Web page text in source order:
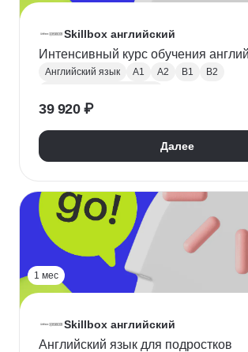
Skillbox английский
Интенсивный курс обучения
Английский язык A1 A2 B1
B2
39 920 ₽
Далее
1 мес
Skillbox английский
Английский язык для подростков